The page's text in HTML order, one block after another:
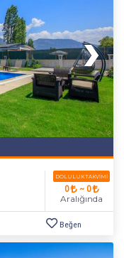
DOLULUK TAKVIMI
0 ~ 0
Aralığında